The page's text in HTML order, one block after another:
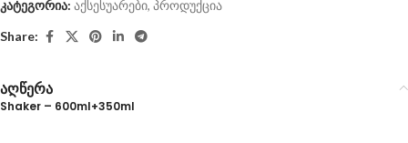
კატეგორია: აქსესუარები, პროდუქცია
Share:
აღწერა
Shaker – 600ml+350ml